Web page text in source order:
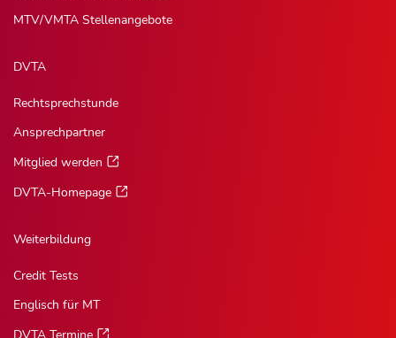
MTV/VMTA Stellenangebote
DVTA
Rechtsprechstunde
Ansprechpartner
Mitglied werden
DVTA-Homepage
Weiterbildung
Credit Tests
Englisch für MT